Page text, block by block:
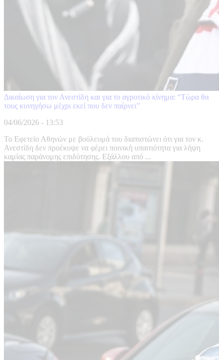
Δικαίωση για τον Ανεστίδη και για το αγροτικό κίνημα: “Τώρα θα
τους κυνηγήσω μέχρι εκεί που δεν παίρνει”
04/06/2026 - 13:53
Το Εφετείο Αθηνών με βούλευμά του διαπιστώνει ότι για τον κ.
Ανεστίδη δεν προέκυψε να φέρει ποινική υπαιτιότητα για λήψη
καμίας παράνομης επιδότησης. Εξάλλου από ...